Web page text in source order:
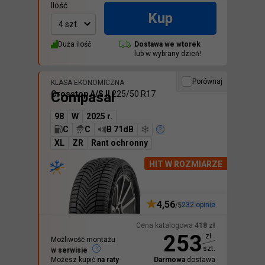
Ilość
4 szt.
Kup
Duża ilość Dostawa we wtorek
lub w wybrany dzień!
Porównaj
KLASA EKONOMICZNA
Compasal
HIT W ROZMIARZE
Crosstop A/S II225/50 R17
98 W
2025 r.
C
C
B 71dB
XL
ZR Rant ochronny
Cena katalogowa 418 zł
253 zł
szt.
Darmowa dostawa
4,56/5232 opinie
Możliwość montażu
w serwisie
Możesz kupić na raty